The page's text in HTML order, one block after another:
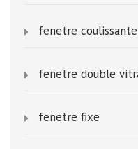
fenetre coulissante
fenetre double
fenetre fixe